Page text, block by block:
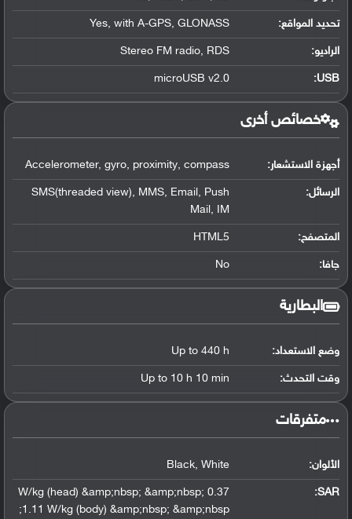
تحديد المواقع:
Yes, with A-GPS, GLONASS
الراديو: Stereo FM radio, RDS
USB
:
microUSB v2.0
خصائص أخرى
أجهزة الاستشعار: Accelerometer, gyro, proximity, compass
الرسائل:
SMS(threaded view), MMS, Email, Push
Mail, IM
المتصفح: HTML5
جافا: No
البطارية
وضع الاستعداد: Up to 440 h
وقت التحدث: Up to 10 h 10 min
‏متفرقات‏
الألوان: Black, White
SAR
:
0.37 W/kg (head) &amp;nbsp; &amp;nbsp;
1.11 W/kg (body) &amp;nbsp; &amp;nbsp;